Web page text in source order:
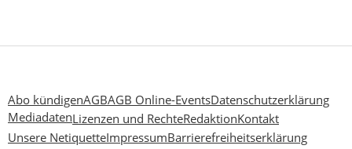
Abo kündigenAGBAGB Online-EventsDatenschutzerklärung
MediadatenLizenzen und RechteRedaktionKontakt
Unsere NetiquetteImpressumBarrierefreiheitserklärung